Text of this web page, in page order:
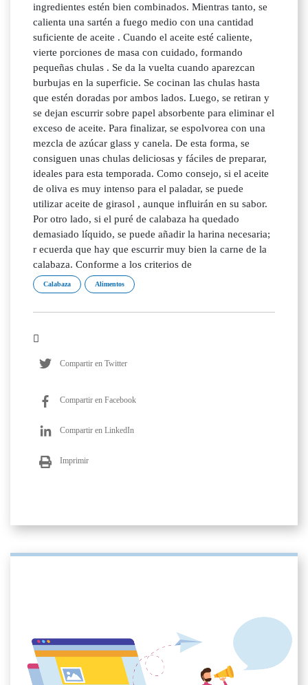
ingredientes estén bien combinados. Mientras tanto, se
calienta una sartén a fuego medio con una cantidad
suficiente de aceite . Cuando el aceite esté caliente,
vierte porciones de masa con cuidado, formando
pequeñas chulas . Se da la vuelta cuando aparezcan
burbujas en la superficie. Se cocinan las chulas hasta
que estén doradas por ambos lados. Luego, se retiran y
se dejan escurrir sobre papel absorbente para eliminar el
exceso de aceite. Para finalizar, se espolvorea con una
mezcla de azúcar glass y canela. De esta forma, se
consiguen unas chulas deliciosas y fáciles de preparar,
ideales para esta temporada. Como consejo, si el aceite
de oliva es muy intenso para el paladar, se puede
utilizar aceite de girasol , aunque influirán en su sabor.
Por otro lado, si el puré de calabaza ha quedado
demasiado líquido, se puede añadir la harina necesaria;
r ecuerda que hay que escurrir muy bien la carne de la
calabaza. Conforme a los criterios de
Calabaza Alimentos
Compartir en Twitter
Compartir en Facebook
Compartir en LinkedIn
Imprimir